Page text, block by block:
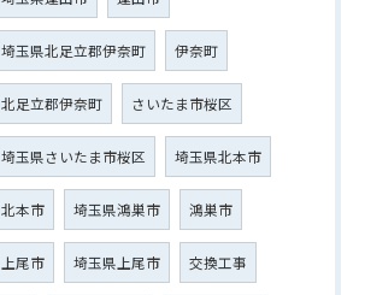
埼玉県北足立郡伊奈町 伊奈町
北足立郡伊奈町 さいたま市桜区
埼玉県さいたま市桜区 埼玉県北本市
北本市 埼玉県鴻巣市 鴻巣市
上尾市 埼玉県上尾市 交換工事